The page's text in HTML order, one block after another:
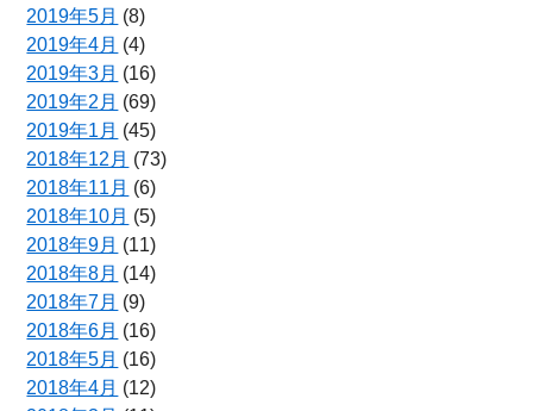
2019年5月 (8)
2019年4月 (4)
2019年3月 (16)
2019年2月 (69)
2019年1月 (45)
2018年12月 (73)
2018年11月 (6)
2018年10月 (5)
2018年9月 (11)
2018年8月 (14)
2018年7月 (9)
2018年6月 (16)
2018年5月 (16)
2018年4月 (12)